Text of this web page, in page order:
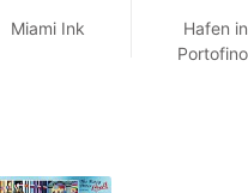
Miami Ink
Hafen in